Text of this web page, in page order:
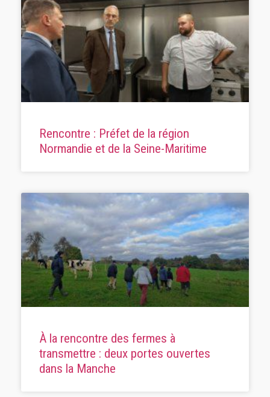
Rencontre : Préfet de la région
Normandie et de la Seine-Maritime
À la rencontre des fermes à
transmettre : deux portes ouvertes
dans la Manche